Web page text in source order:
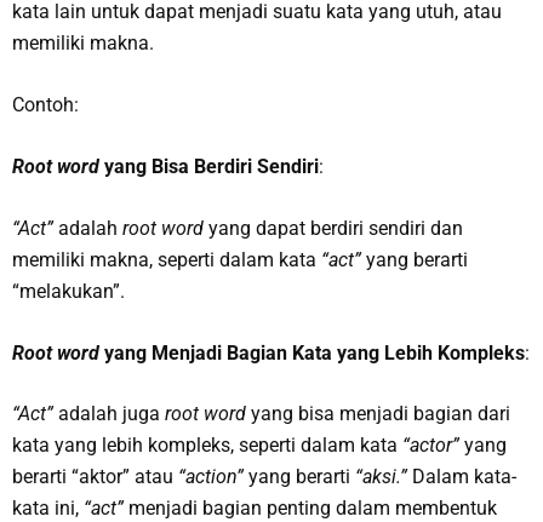
kata lain untuk dapat menjadi suatu kata yang utuh, atau
memiliki makna.
Contoh:
Root word yang Bisa Berdiri Sendiri:
“Act”adalah root word yang dapat berdiri sendiri dan
memiliki makna, seperti dalam kata “act”yang berarti
“melakukan”.
Root word yang Menjadi Bagian Kata yang Lebih Kompleks:
“Act” adalah juga root word yang bisa menjadi bagian dari
kata yang lebih kompleks, seperti dalam kata “actor” yang
berarti “aktor” atau “action” yang berarti “aksi.” Dalam kata-
kata ini, “act” menjadi bagian penting dalam membentuk